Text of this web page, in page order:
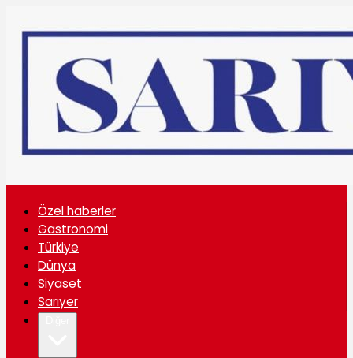
Özel haberler
Gastronomi
Türkiye
Dünya
Siyaset
Sarıyer